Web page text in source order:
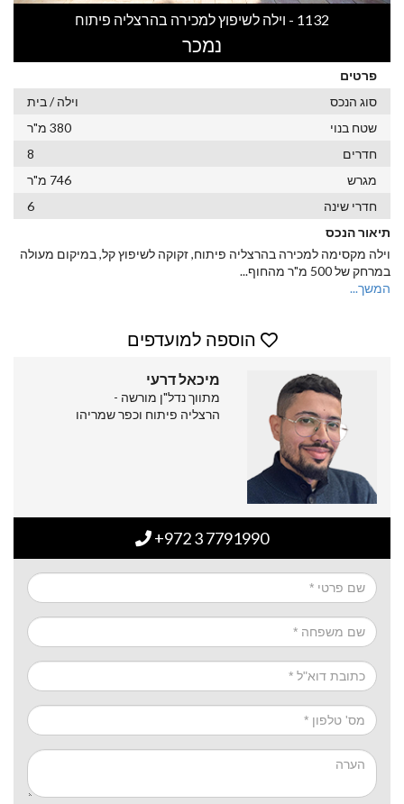
1132 - וילה לשיפוץ למכירה בהרצליה פיתוח
נמכר
פרטים
סוג הנכס
וילה / בית
שטח בנוי
380 מ"ר
חדרים
8
מגרש
746 מ"ר
חדרי שינה
6
תיאור הנכס
וילה מקסימה למכירה בהרצליה פיתוח, זקוקה לשיפוץ קל, במיקום מעולה
במרחק של 500 מ"ר מהחוף
...
המשך...
הוספה למועדפים
מיכאל דרעי
מתווך נדל"ן מורשה -
הרצליה פיתוח וכפר שמריהו
+972 3 7791990